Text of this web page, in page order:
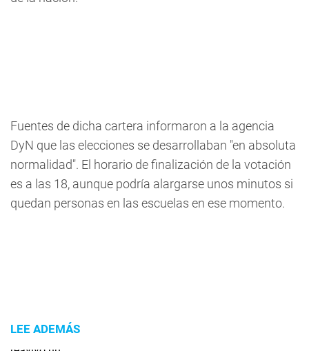
Fuentes de dicha cartera informaron a la agencia
DyN que las elecciones se desarrollaban "en absoluta
normalidad". El horario de finalización de la votación
es a las 18, aunque podría alargarse unos minutos si
quedan personas en las escuelas en ese momento.
LEE ADEMÁS